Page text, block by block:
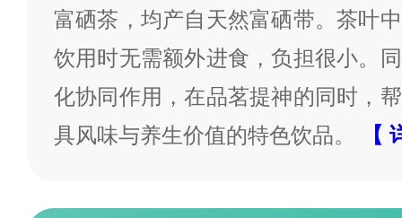
富硒茶，均产自天然富硒带。茶叶
饮用时无需额外进食，负担很小。
化协同作用，在品茗提神的同时，
具风味与养生价值的特色饮品。
【